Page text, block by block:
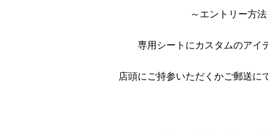
～エントリー方
専用シートにカスタムのアイ
店頭にご持参いただくかご郵送に